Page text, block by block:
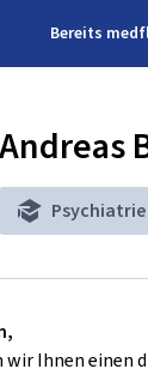
Bereits
Andreas
Ihnen einen